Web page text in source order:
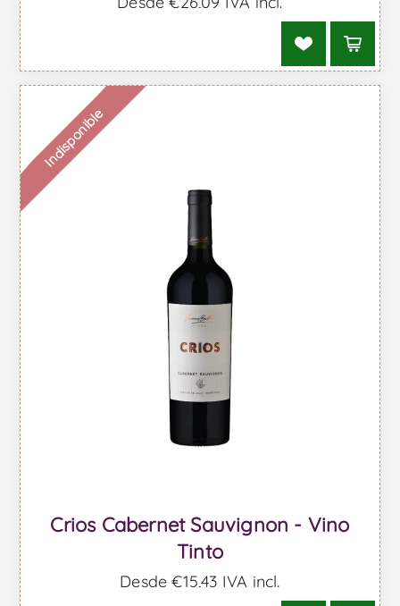
Indisponible
Crios Cabernet Sauvignon - Vino
Tinto
Desde €15,43 IVA incl.